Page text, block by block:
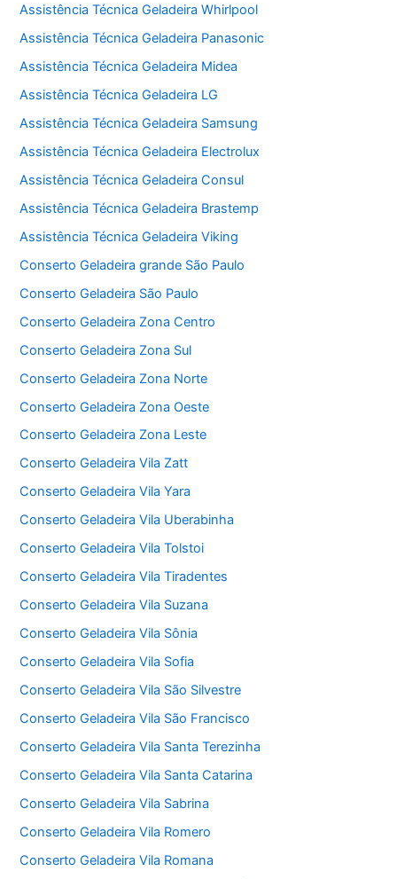
Assistência Técnica Geladeira Whirlpool
Assistência Técnica Geladeira Panasonic
Assistência Técnica Geladeira Midea
Assistência Técnica Geladeira LG
Assistência Técnica Geladeira Samsung
Assistência Técnica Geladeira Electrolux
Assistência Técnica Geladeira Consul
Assistência Técnica Geladeira Brastemp
Assistência Técnica Geladeira Viking
Conserto Geladeira grande São Paulo
Conserto Geladeira São Paulo
Conserto Geladeira Zona Centro
Conserto Geladeira Zona Sul
Conserto Geladeira Zona Norte
Conserto Geladeira Zona Oeste
Conserto Geladeira Zona Leste
Conserto Geladeira Vila Zatt
Conserto Geladeira Vila Yara
Conserto Geladeira Vila Uberabinha
Conserto Geladeira Vila Tolstoi
Conserto Geladeira Vila Tiradentes
Conserto Geladeira Vila Suzana
Conserto Geladeira Vila Sônia
Conserto Geladeira Vila Sofia
Conserto Geladeira Vila São Silvestre
Conserto Geladeira Vila São Francisco
Conserto Geladeira Vila Santa Terezinha
Conserto Geladeira Vila Santa Catarina
Conserto Geladeira Vila Sabrina
Conserto Geladeira Vila Romero
Conserto Geladeira Vila Romana